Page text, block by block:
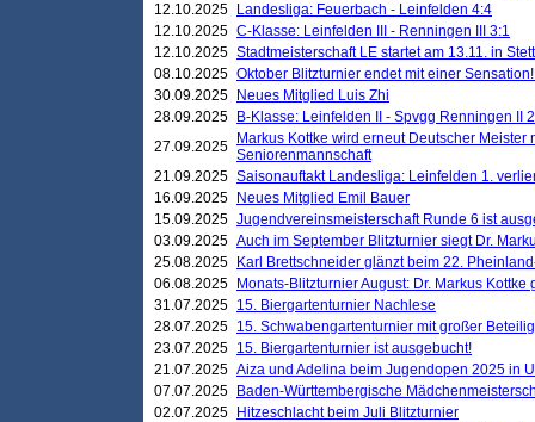
12.10.2025
Landesliga: Feuerbach - Leinfelden 4:4
12.10.2025 C-Klasse: Leinfelden III - Renningen III 3:1
12.10.2025 Stadtmeisterschaft LE startet am 13.11. in
08.10.2025 Oktober Blitzturnier endet mit einer
30.09.2025
Neues Mitglied Luis Zhi
28.09.2025
B-Klasse: Leinfelden II - Spvgg Renningen II
27.09.2025
Markus Kottke wird erneut Deutscher Meister
Seniorenmannschaft
21.09.2025 Saisonauftakt Landesliga: Leinfelden 1.
16.09.2025
Neues Mitglied Emil Bauer
15.09.2025 Jugendvereinsmeisterschaft Runde 6 ist
03.09.2025 Auch im September Blitzturnier siegt Dr.
25.08.2025
Karl Brettschneider glänzt beim 22.
06.08.2025
Monats-Blitzturnier August: Dr. Markus Kottke
31.07.2025 15. Biergartenturnier Nachlese
28.07.2025 15. Schwabengartenturnier mit großer
23.07.2025 15. Biergartenturnier ist ausgebucht!
21.07.2025 Aiza und Adelina beim Jugendopen 2025 in
07.07.2025
Baden-Württembergische
02.07.2025
Hitzeschlacht beim Juli Blitzturnier